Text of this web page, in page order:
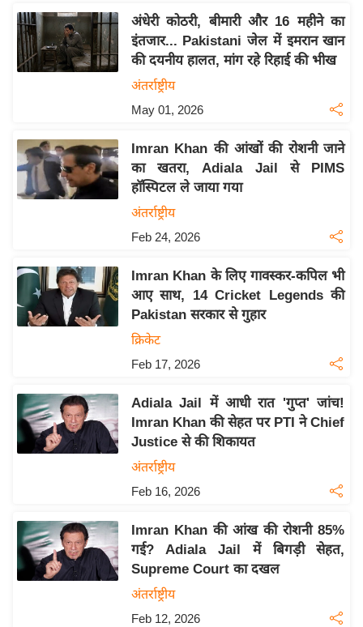
ग
त
वि
शे
रा
य
ब
ल
क्रि
के
L
2
0
क्रा
इ
म
ई
अंधेरी कोठरी, बीमारी और 16 महीने का
इंतजार... Pakistani जेल में इमरान खान
की दयनीय हालत, मांग रहे रिहाई की भीख
अंतर्राष्ट्रीय
May 01, 2026
Imran Khan की आंखों की रोशनी जाने
का खतरा, Adiala Jail से PIMS
हॉस्पिटल ले जाया गया
अंतर्राष्ट्रीय
Feb 24, 2026
Imran Khan के लिए गावस्कर-कपिल भी
आए साथ, 14 Cricket Legends की
Pakistan सरकार से गुहार
क्रिकेट
Feb 17, 2026
Adiala Jail में आधी रात 'गुप्त' जांच!
Imran Khan की सेहत पर PTI ने Chief
Justice से की शिकायत
अंतर्राष्ट्रीय
Feb 16, 2026
Imran Khan की आंख की रोशनी 85%
गई? Adiala Jail में बिगड़ी सेहत,
Supreme Court का दखल
अंतर्राष्ट्रीय
Feb 12, 2026